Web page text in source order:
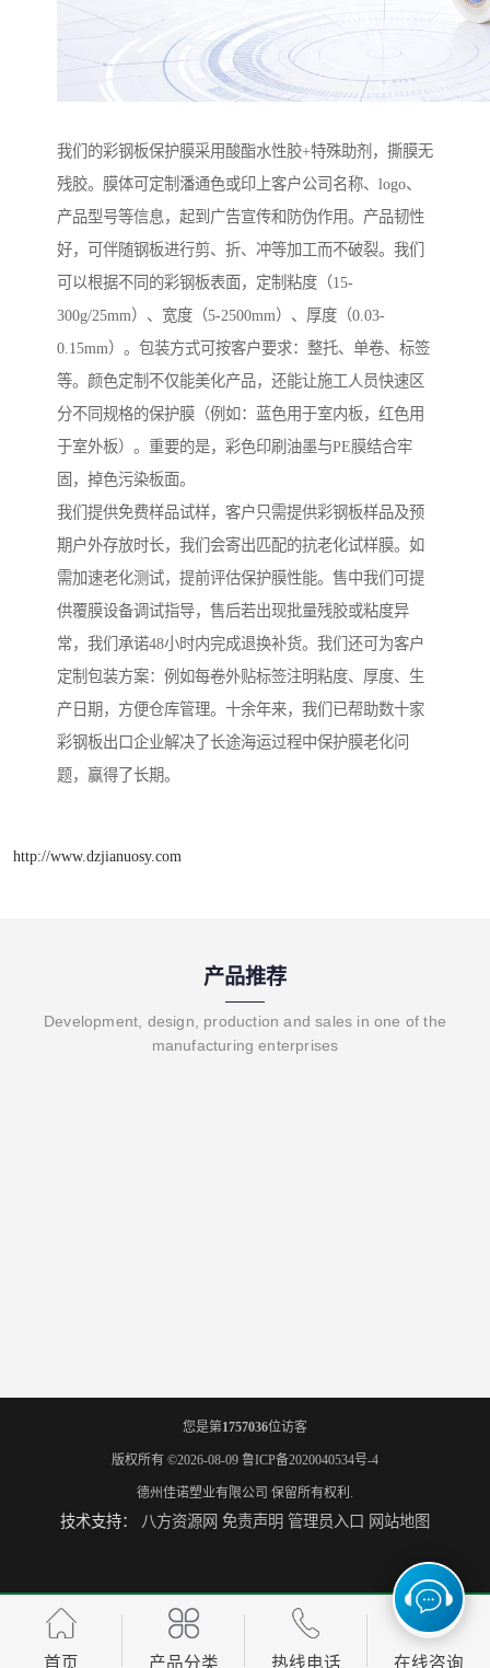
我们的彩钢板保护膜采用酸酯水性胶+特殊助剂，撕膜无
残胶。膜体可定制潘通色或印上客户公司名称、logo、
产品型号等信息，起到广告宣传和防伪作用。产品韧性
好，可伴随钢板进行剪、折、冲等加工而不破裂。我们
可以根据不同的彩钢板表面，定制粘度（15-
300g/25mm）、宽度（5-2500mm）、厚度（0.03-
0.15mm）。包装方式可按客户要求：整托、单卷、标签
等。颜色定制不仅能美化产品，还能让施工人员快速区
分不同规格的保护膜（例如：蓝色用于室内板，红色用
于室外板）。重要的是，彩色印刷油墨与PE膜结合牢
固，掉色污染板面。
我们提供免费样品试样，客户只需提供彩钢板样品及预
期户外存放时长，我们会寄出匹配的抗老化试样膜。如
需加速老化测试，提前评估保护膜性能。售中我们可提
供覆膜设备调试指导，售后若出现批量残胶或粘度异
常，我们承诺48小时内完成退换补货。我们还可为客户
定制包装方案：例如每卷外贴标签注明粘度、厚度、生
产日期，方便仓库管理。十余年来，我们已帮助数十家
彩钢板出口企业解决了长途海运过程中保护膜老化问
题，赢得了长期。
http://www.dzjianuosy.com
产品推荐
Development, design, production and sales in one of the
manufacturing enterprises
您是第1757036位访客
版权所有 ©2026-08-09 鲁ICP备2020040534号-4
德州佳诺塑业有限公司 保留所有权利.
技术支持： 八方资源网 免责声明 管理员入口 网站地图
首页 产品分类 热线电话 在线咨询